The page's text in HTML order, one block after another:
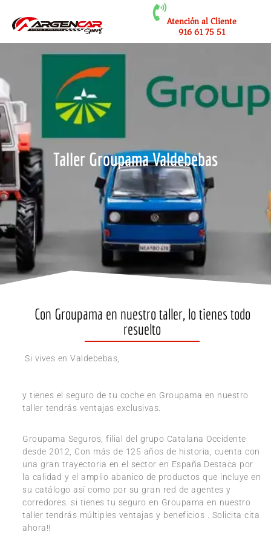
Atención al Cliente
916 61 75 51
Taller Groupama Valdebebas
Con Groupama en nuestro taller, lo tienes todo
resuelto
Si vives en Valdebebas,
y tienes el seguro de tu coche en Groupama en nuestro
taller tendrás ventajas exclusivas.
Groupama Seguros, filial del grupo Catalana Occidente
desde 2012, Con más de 125 años de historia, cuenta con
una gran trayectoria en el sector en España.Destaca por
la calidad y el amplio abanico de productos que incluye en
su catálogo así como por su gran red de agentes y
corredores. si tienes tu seguro en Groupama en nuestro
taller tendrás múltiples ventajas y beneficios . Solicita cita
ahora!!